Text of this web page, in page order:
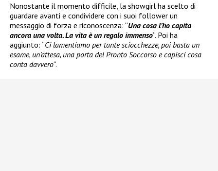
Nonostante il momento difficile, la showgirl ha scelto di
guardare avanti e condividere con i suoi follower un
messaggio di forza e riconoscenza: “Una cosa l’ho capita
ancora una volta. La vita è un regalo immenso“. Poi ha
aggiunto: “Ci lamentiamo per tante sciocchezze, poi basta un
esame, un’attesa, una porta del Pronto Soccorso e capisci cosa
conta davvero“.